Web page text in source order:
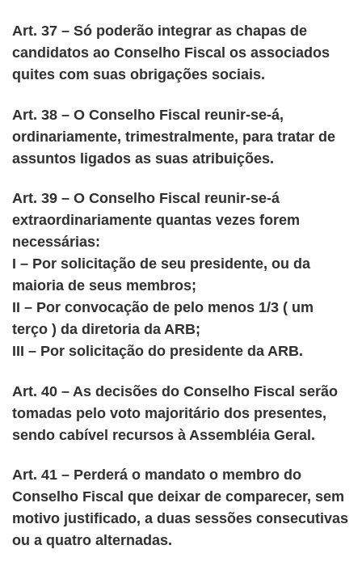
Art. 37 – Só poderão integrar as chapas de
candidatos ao Conselho Fiscal os associados
quites com suas obrigações sociais.
Art. 38 – O Conselho Fiscal reunir-se-á,
ordinariamente, trimestralmente, para tratar de
assuntos ligados as suas atribuições.
Art. 39 – O Conselho Fiscal reunir-se-á
extraordinariamente quantas vezes forem
necessárias:
I – Por solicitação de seu presidente, ou da
maioria de seus membros;
II – Por convocação de pelo menos 1/3 ( um
terço ) da diretoria da ARB;
III – Por solicitação do presidente da ARB.
Art. 40 – As decisões do Conselho Fiscal serão
tomadas pelo voto majoritário dos presentes,
sendo cabível recursos à Assembléia Geral.
Art. 41 – Perderá o mandato o membro do
Conselho Fiscal que deixar de comparecer, sem
motivo justificado, a duas sessões consecutivas
ou a quatro alternadas.